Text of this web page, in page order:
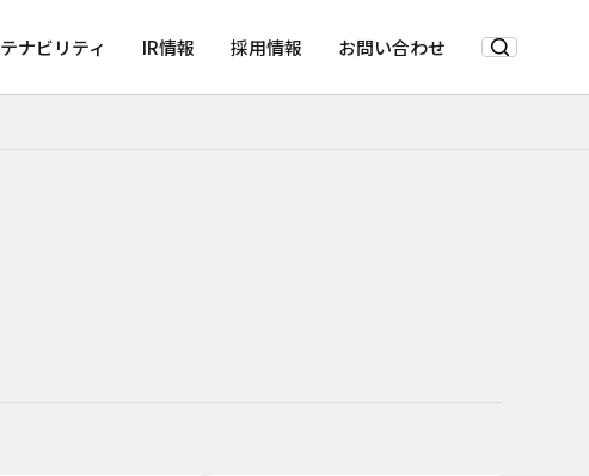
ナビリティ IR情報 採用情報 お問い合わせ